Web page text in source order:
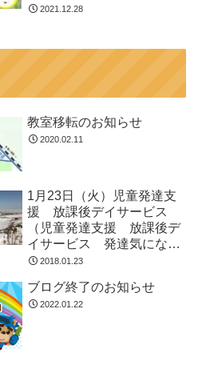
2021.12.28
教室移転のお知らせ
2020.02.11
1月23日（火）児童発達支
援 放課後デイサービス
（児童発達支援 放課後デ
イサービス 発達気にな
る 放デイ 自閉症 学習
スペルガー症候群
2018.01.23
ブログ終了のお知らせ
2022.01.22